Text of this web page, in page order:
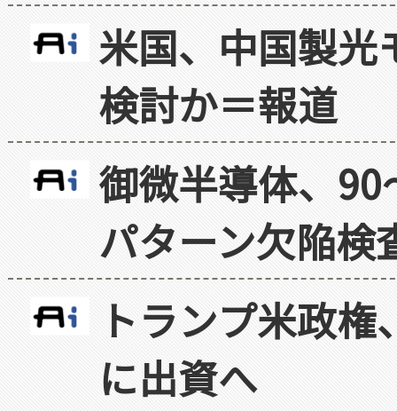
米国、中国製光
検討か＝報道
御微半導体、
パターン欠陥検
トランプ米政
に出資へ